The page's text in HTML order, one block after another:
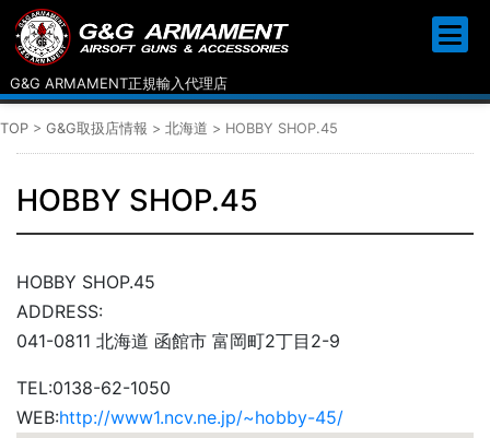
G&G ARMAMENT正規輸入代理店
TOP > G&G取扱店情報 > 北海道 > HOBBY SHOP.45
HOBBY SHOP.45
HOBBY SHOP.45
ADDRESS:
041-0811 北海道 函館市 富岡町2丁目2-9
TEL:0138-62-1050
WEB:http://www1.ncv.ne.jp/~hobby-45/